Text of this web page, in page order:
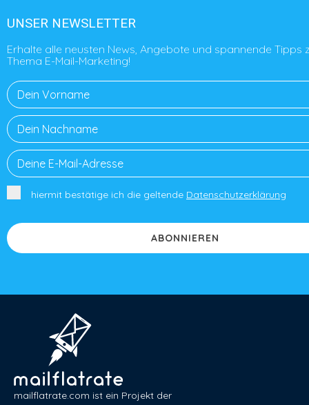
UNSER NEWSLETTER
Erhalte alle neusten News, Angebote und spannende Tipps
Thema E-Mail-Marketing!
hiermit bestätige ich die geltende Datenschutzerklärung
ABONNIEREN
mailflatrate.com ist ein Projekt der